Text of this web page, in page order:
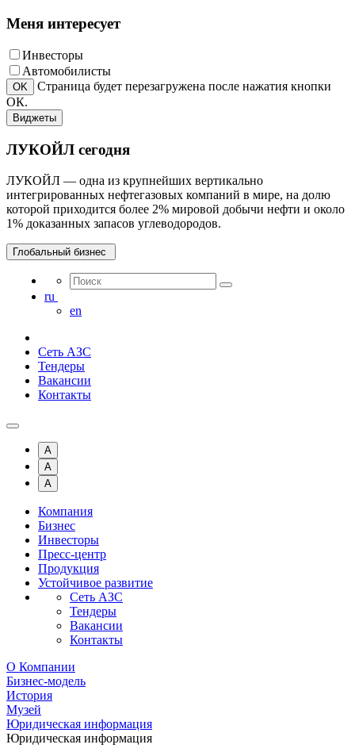
Меня интересует
Инвесторы
Автомобилисты
OK
Страница будет перезагружена после нажатия кнопки
ОК.
Виджеты
ЛУКОЙЛ сегодня
ЛУКОЙЛ — одна из крупнейших вертикально
интегрированных нефтегазовых компаний в мире, на долю
которой приходится более 2% мировой добычи нефти и около
1% доказанных запасов углеводородов.
Глобальный бизнес
ru
en
Сеть АЗС
Тендеры
Вакансии
Контакты
A
A
A
Компания
Бизнес
Инвесторы
Пресс-центр
Продукция
Устойчивое развитие
Сеть АЗС
Тендеры
Вакансии
Контакты
О Компании
Бизнес-модель
История
Музей
Юридическая информация
Юридическая информация